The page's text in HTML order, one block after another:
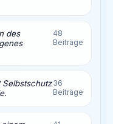
des
48
Beiträge
Selbstschutz36
Beiträge